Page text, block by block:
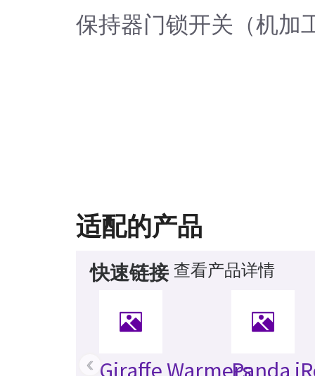
保持器门锁开关（机加
适配的产品
快速链接 查看产品详情
‹